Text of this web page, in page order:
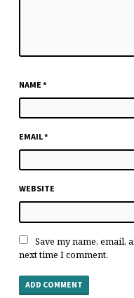
NAME *
EMAIL*
WEBSITE
Save my name,
next time I comment.